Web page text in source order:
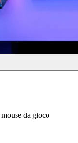
da gioco